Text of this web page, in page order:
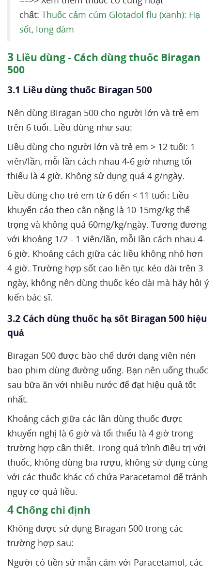
chất: Thuốc cảm cúm Glotadol flu (xanh): Hạ
sốt, long đàm
3 Liều dùng - Cách dùng thuốc Biragan
500
3.1 Liều dùng thuốc Biragan 500
Nên dùng Biragan 500 cho người lớn và trẻ em
trên 6 tuổi. Liều dùng như sau:
Liều dùng cho người lớn và trẻ em > 12 tuổi: 1
viên/lần, mỗi lần cách nhau 4-6 giờ nhưng tối
thiểu là 4 giờ. Không sử dụng quá 4 g/ngày.
Liều dùng cho trẻ em từ 6 đến < 11 tuổi: Liều
khuyến cáo theo cân nặng là 10-15mg/kg thể
trọng và không quá 60mg/kg/ngày. Tương đương
với khoảng 1/2 - 1 viên/lần, mỗi lần cách nhau 4-
6 giờ. Khoảng cách giữa các liều không nhỏ hơn
4 giờ. Trường hợp sốt cao liên tục kéo dài trên 3
ngày, không nên dùng thuốc kéo dài mà hãy hỏi ý
kiến bác sĩ.
3.2 Cách dùng thuốc hạ sốt Biragan 500 hiệu
quả
Biragan 500 được bào chế dưới dạng viên nén
bao phim dùng đường uống. Bạn nên uống thuốc
sau bữa ăn với nhiều nước để đạt hiệu quả tốt
nhất.
Khoảng cách giữa các lần dùng thuốc được
khuyến nghị là 6 giờ và tối thiểu là 4 giờ trong
trường hợp cần thiết. Trong quá trình điều trị với
thuốc, không dùng bia rượu, không sử dụng cùng
với các thuốc khác có chứa Paracetamol để tránh
nguy cơ quá liều.
4 Chống chỉ định
Không được sử dụng Biragan 500 trong các
trường hợp sau:
Người có tiền sử mẫn cảm với Paracetamol, các